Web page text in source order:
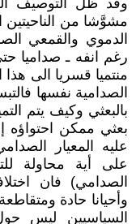
وقد ظل التوصيف
مشوَّشا من الناحيتين
الدموي والقمعي
رغم انفه ـ صداميا
منتميا قسريا الى
الصدامية نفسها
بالبعثي وكيف يتم
بعثي ممكن احتواؤه
عليه المعيار
على أية محاولة
الصدامي) فان
وأحيانا حادة
السياسيين ليس